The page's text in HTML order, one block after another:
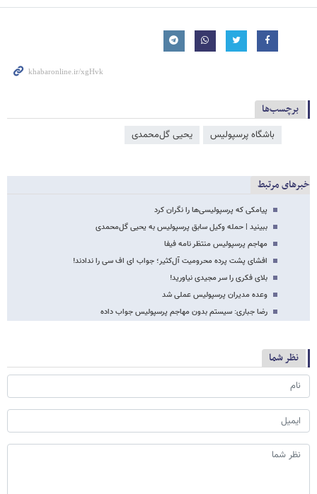
برچسب‌ها
باشگاه پرسپولیس یحیی گل‌محمدی
خبرهای مرتبط
پیامکی که پرسپولیسی‌ها را نگران کرد
ببینید | حمله وکیل سابق پرسپولیس به یحیی گل‌محمدی
مهاجم پرسپولیس منتظر نامه فیفا
افشای پشت پرده محرومیت آل‌کثیر؛ جواب ای اف سی را ندادند!
بلای فکری را سر مجیدی نیاورید!
وعده مدیران پرسپولیس عملی شد
رضا جباری: سیستم بدون مهاجم پرسپولیس جواب داده
نظر شما